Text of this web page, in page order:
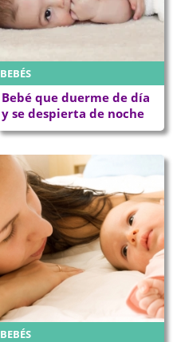
BEBÉS
Bebé que duerme de día
y se despierta de noche
BEBÉS